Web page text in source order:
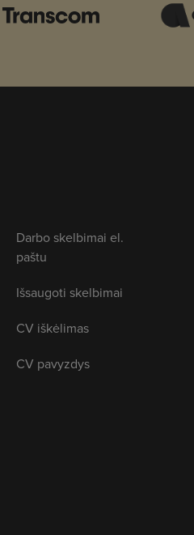
Darbo skelbimai el.
paštu
Išsaugoti skelbimai
CV iškėlimas
CV pavyzdys